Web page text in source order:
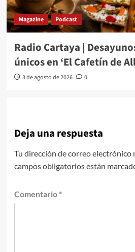
Magazine Podcast
Radio Cartaya |
únicos en ‘El Cafetín de
3 de agosto de 2026 0
Deja una respuesta
Tu dirección de correo electrónico
campos obligatorios están
Comentario *